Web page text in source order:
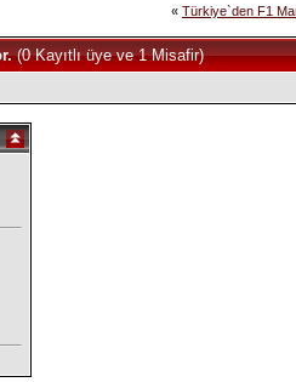
« Türkiye`den F1
(0 Kayıtlı üye ve 1 Misafir)